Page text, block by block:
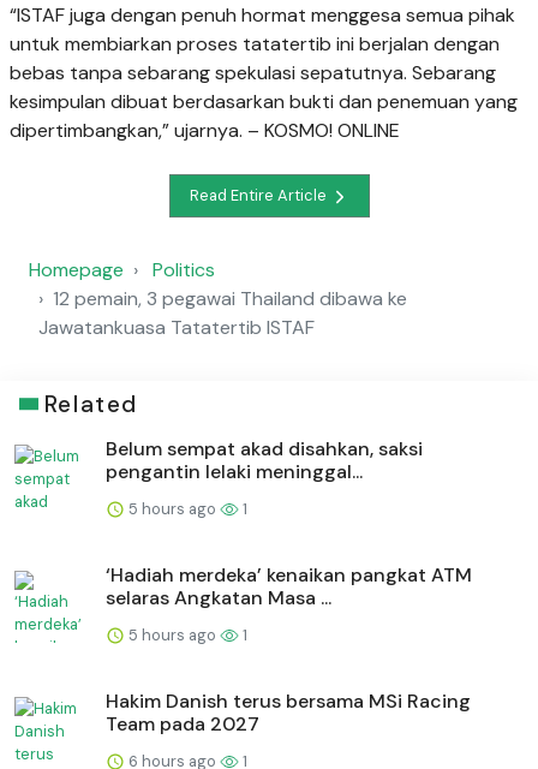
“ISTAF juga dengan penuh hormat menggesa semua pihak
untuk membiarkan proses tatatertib ini berjalan dengan
bebas tanpa sebarang spekulasi sepatutnya. Sebarang
kesimpulan dibuat berdasarkan bukti dan penemuan yang
dipertimbangkan,” ujarnya. – KOSMO! ONLINE
Read Entire Article
Homepage
Politics
12 pemain, 3 pegawai Thailand dibawa ke
Jawatankuasa Tatatertib ISTAF
Related
Belum sempat akad disahkan, saksi
pengantin lelaki meninggal...
5 hours ago 1
‘Hadiah merdeka’ kenaikan pangkat ATM
selaras Angkatan Masa ...
5 hours ago 1
Hakim Danish terus bersama MSi Racing
Team pada 2027
6 hours ago 1